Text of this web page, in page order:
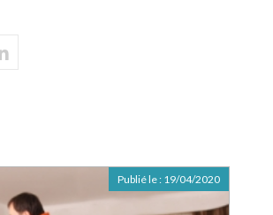
Publié le : 19/04/2020